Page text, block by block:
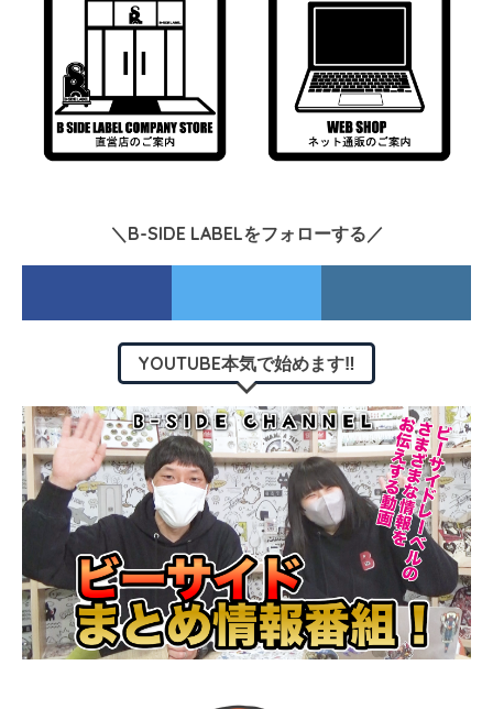
＼B-SIDE LABELをフォローする／
YOUTUBE本気で始めます‼︎